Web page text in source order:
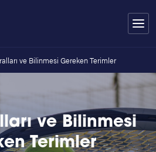
ve Bilinmesi Gereken Terimler
ve Bilinmesi
Terimler